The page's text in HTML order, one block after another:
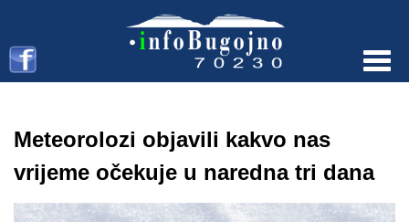
Meteorolozi objavili kakvo nas
vrijeme očekuje u naredna tri dana